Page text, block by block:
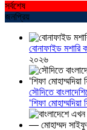
সর্বশেষ
জনপ্রিয়
বোনাফাইড মশারি
২০২৬
সৌদিতে
‘শিফা মোহাম্মদিয়া